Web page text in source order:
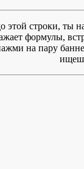
этой строки, ты
формулы,
на пару